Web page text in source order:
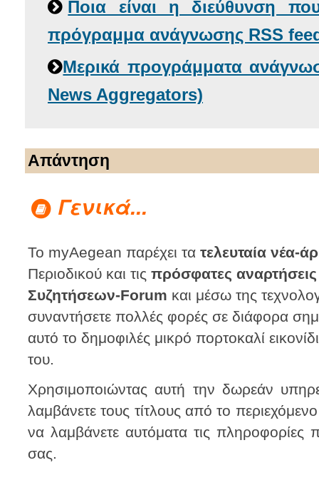
Ποια είναι η διεύθυνση
πρόγραμμα ανάγνωσης RSS
Μερικά προγράμματα
News Aggregators)
Απάντηση
Γενικά...
Το myAegean παρέχει τα τελευταία νέα-
Περιοδικού και τις πρόσφατες
Συζητήσεων-Forum και μέσω της
συναντήσετε πολλές φορές σε διάφορα
αυτό το δημοφιλές μικρό πορτοκαλί
του.
Χρησιμοποιώντας αυτή την δωρεάν
λαμβάνετε τους τίτλους από το
να λαμβάνετε αυτόματα τις
σας.